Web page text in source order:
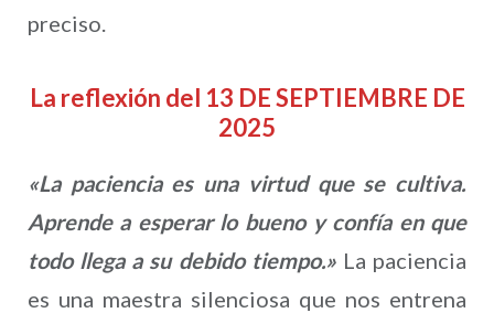
preciso.
La reflexión del 13 DE SEPTIEMBRE DE
2025
«La paciencia es una virtud que se cultiva.
Aprende a esperar lo bueno y confía en que
todo llega a su debido tiempo.»La paciencia
es una maestra silenciosa que nos entrena